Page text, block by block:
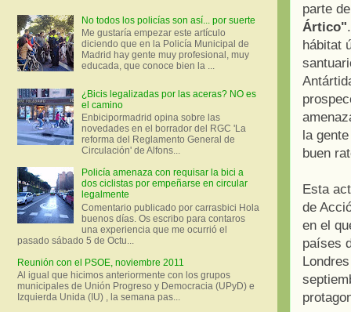
parte
Ártico"
hábitat
la
buen
Esta
de
en el
países
No todos los policías son así... por suerte
Me gustaría empezar este artículo
diciendo que en la Policía Municipal de
Madrid hay gente muy profesional, muy
educada, que conoce bien la ...
¿Bicis legalizadas por las aceras? NO es
el camino
Enbicipormadrid opina sobre las
novedades en el borrador del RGC 'La
reforma del Reglamento General de
Circulación' de Alfons...
Policía amenaza con requisar la bici a
dos ciclistas por empeñarse en circular
legalmente
Comentario publicado por carrasbici Hola
buenos días. Os escribo para contaros
una experiencia que me ocurrió el
pasado sábado 5 de Octu...
Reunión con el PSOE, noviembre 2011
Al igual que hicimos anteriormente con los grupos
municipales de Unión Progreso y Democracia (UPyD) e
Izquierda Unida (IU) , la semana pas...